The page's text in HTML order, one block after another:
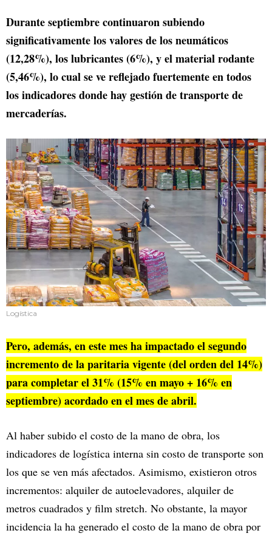
Durante septiembre continuaron subiendo
significativamente los valores de los neumáticos
(12,28%), los lubricantes (6%), y el material rodante
(5,46%), lo cual se ve reflejado fuertemente en todos
los indicadores donde hay gestión de transporte de
mercaderías.
Logística
Pero, además, en este mes ha impactado el segundo
incremento de la paritaria vigente (del orden del 14%)
para completar el 31% (15% en mayo + 16% en
septiembre) acordado en el mes de abril.
Al haber subido el costo de la mano de obra, los
indicadores de logística interna sin costo de transporte son
los que se ven más afectados. Asimismo, existieron otros
incrementos: alquiler de autoelevadores, alquiler de
metros cuadrados y film stretch. No obstante, la mayor
incidencia la ha generado el costo de la mano de obra por